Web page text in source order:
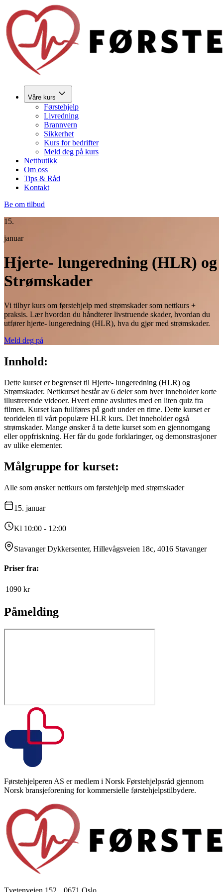
Våre kurs
Førstehjelp
Livredning
Brannvern
Sikkerhet
Kurs for bedrifter
Meld deg på kurs
Nettbutikk
Om oss
Tips & Råd
Kontakt
Be om tilbud
15.
januar
Hjerte- lungeredning (HLR) og
Strømskader
Vi tilbyr kurs om førstehjelp med strømskader som nettkurs +
praksis. Lær hvordan du håndterer livstruende skader, hvordan du
utfører hjerte- lungeredning (HLR), hva du gjør med strømskader.
Meld deg på
Innhold:
Dette kurset er begrenset til Hjerte- lungeredning (HLR) og
Strømskader. Nettkurset består av 6 deler som hver inneholder korte
illustrerende videoer. Hvert emne avsluttes med en liten quiz fra
filmen. Kurset kan fullføres på godt under en time. Dette kurset er
teoridelen til vårt populære HLR kurs. Det inneholder også
strømskader. Mange ønsker å ta dette kurset som en gjennomgang
eller oppfriskning. Her får du gode forklaringer, og demonstrasjoner
av ulike elementer.
Målgruppe for kurset:
Alle som ønsker nettkurs om førstehjelp med strømskader
15. januar
Kl 10:00 - 12:00
Stavanger Dykkersenter, Hillevågsveien 18c, 4016 Stavanger
Priser fra:
1090 kr
Påmelding
Førstehjelperen AS er medlem i Norsk Førstehjelpsråd gjennom
Norsk bransjeforening for kommersielle førstehjelpstilbydere.
Tvetenveien 152, 0671 Oslo